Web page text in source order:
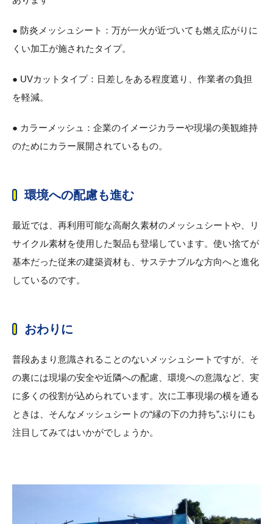
● 防炎メッシュシート：万が一火が近づいても燃え広がりに
くい加工が施されたタイプ。
● UVカットタイプ：日差しをある程度遮り、作業者の負担
を軽減。
● カラーメッシュ：企業のイメージカラーや現場の美観維持
のためにカラー展開されているもの。
環境への配慮も進む
最近では、再利用可能な高耐久素材のメッシュシートや、リ
サイクル素材を使用した製品も登場しています。使い捨てが
基本だった従来の建築資材も、サステナブルな方向へと進化
しているのです。
おわりに
普段あまり意識されることのないメッシュシートですが、そ
の裏には現場の安全や近隣への配慮、環境への意識など、実
に多くの役割が込められています。次に工事現場の横を通る
ときは、そんなメッシュシートの“縁の下の力持ち”ぶりにも
注目してみてはいかがでしょうか。